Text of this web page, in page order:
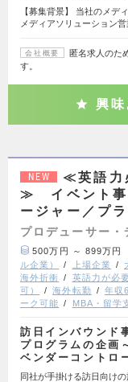
【募集背景】 当社のメデ
メディアソリューション
会社概要
匿名求人のた
す。
興味
NEW
≪英語力
≫ イベント事
ージャー／プ
プロデューサー・
500万円 ～ 899万円
ル企業）
上場企業
海外折衝
英語力が必
可）
海外転勤 年収
ーク可能
MBA・留学
訪日インバウンド
プログラムの企画
ベンダーコントロ
同社が手掛ける訪日向け